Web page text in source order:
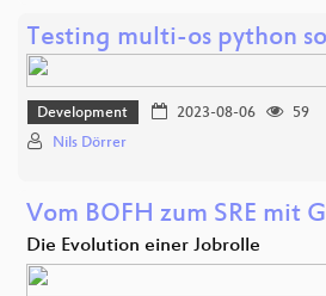
Testing multi-os python
Development 2023-08-06
59
Nils Dörrer
Vom BOFH zum SRE mit
Die Evolution einer Jobrolle